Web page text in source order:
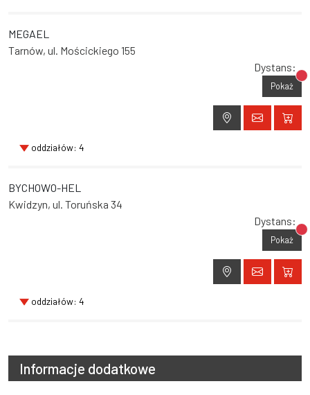
MEGAEL
Tarnów, ul. Mościckiego 155
Dystans:
Pokaż
oddziałów: 4
BYCHOWO-HEL
Kwidzyn, ul. Toruńska 34
Dystans:
Pokaż
oddziałów: 4
Informacje dodatkowe